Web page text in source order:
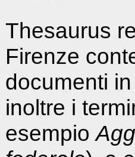
Thesaurus
Firenze
documenti
inoltre i
esempio